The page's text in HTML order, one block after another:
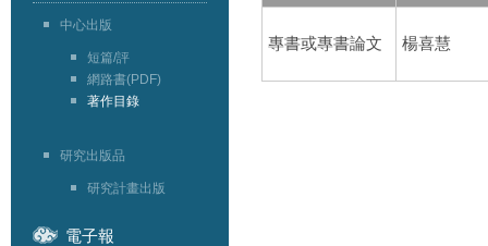
中心出版
短篇/評
網路書(PDF)
著作目錄
研究出版品
研究計畫出版
電子報
專書或專書論文 楊喜慧